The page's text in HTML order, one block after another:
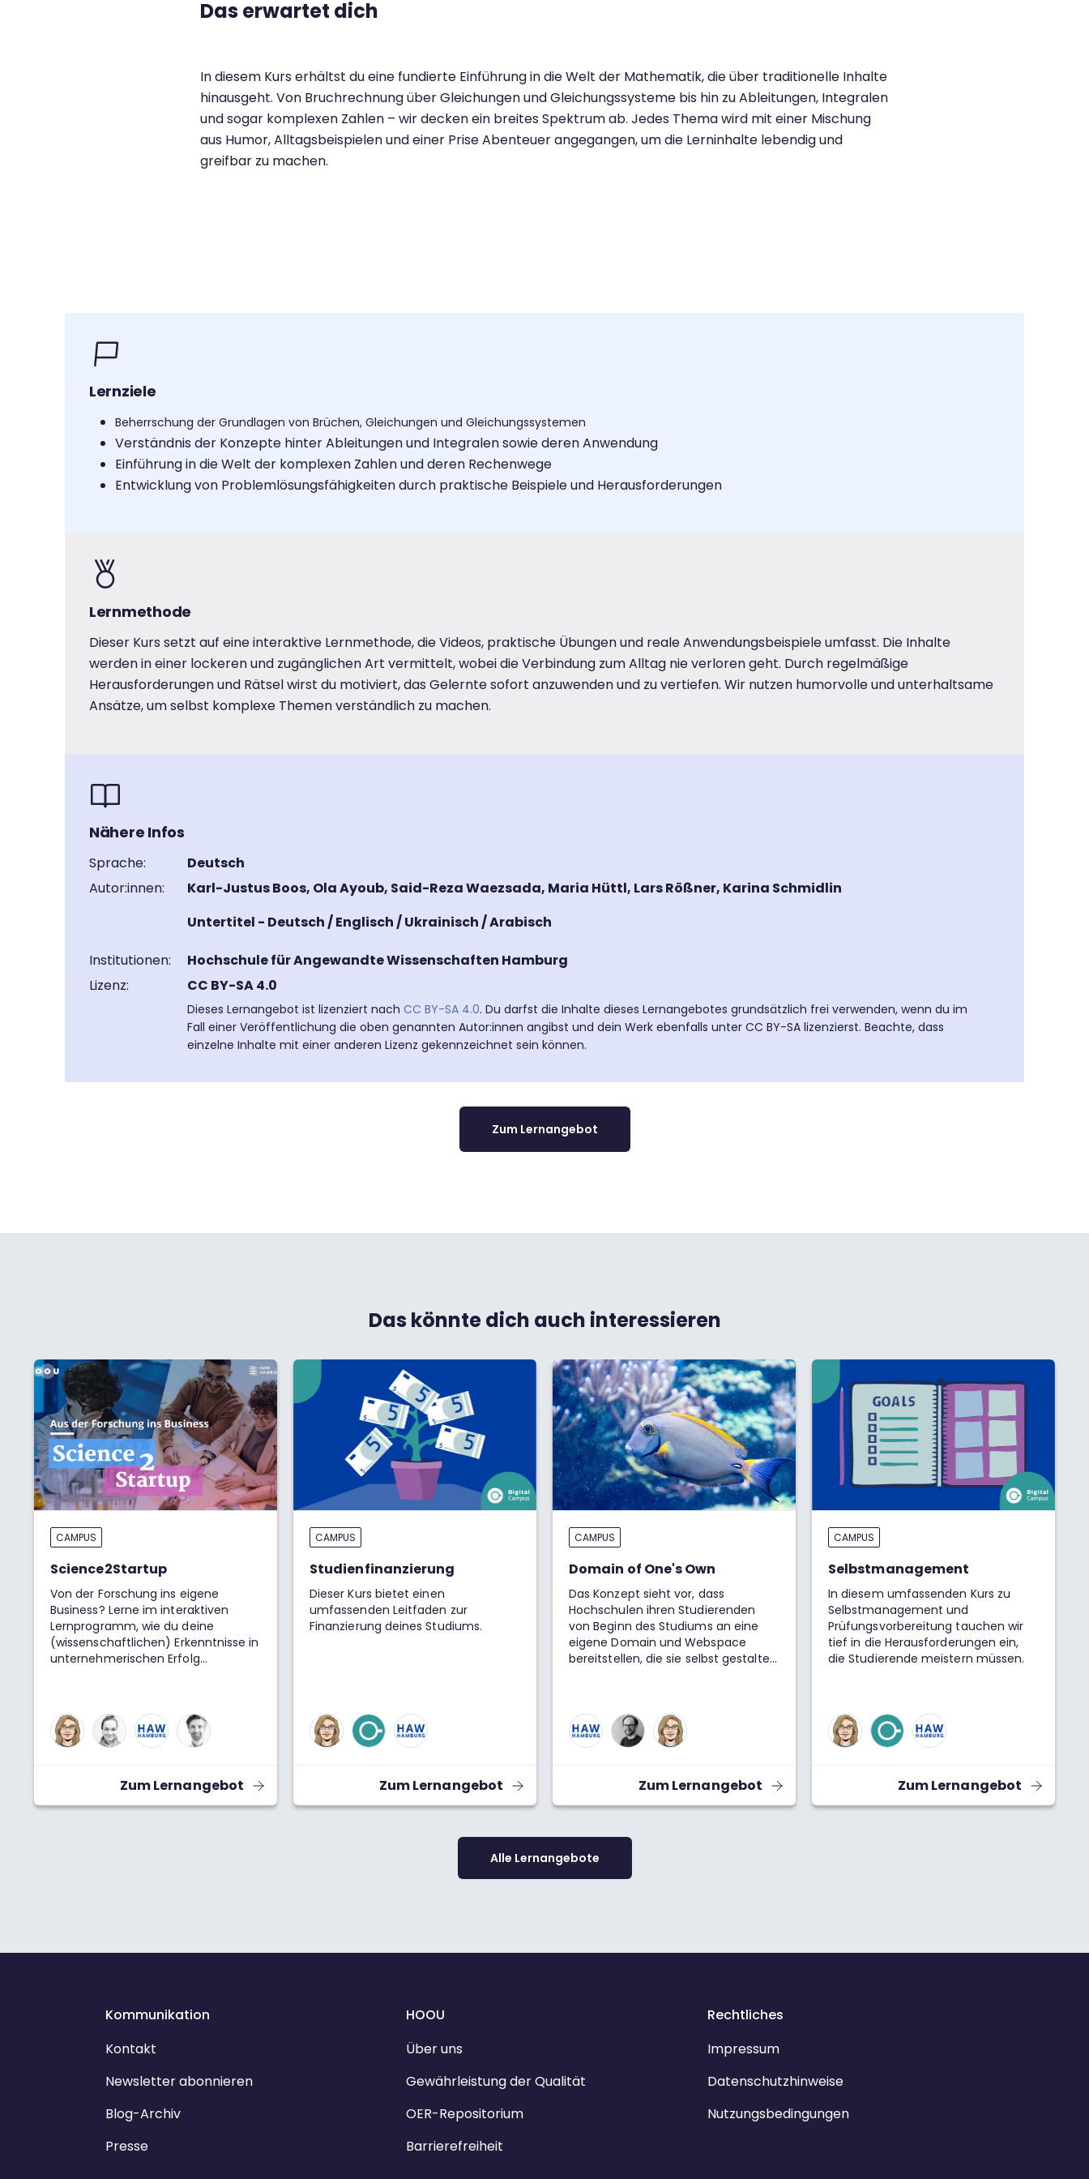
Das erwartet dich
In diesem Kurs erhältst du eine fundierte Einführung in die Welt der Mathematik, die über traditionelle Inhalte
hinausgeht. Von Bruchrechnung über Gleichungen und Gleichungssysteme bis hin zu Ableitungen, Integralen
und sogar komplexen Zahlen – wir decken ein breites Spektrum ab. Jedes Thema wird mit einer Mischung
aus Humor, Alltagsbeispielen und einer Prise Abenteuer angegangen, um die Lerninhalte lebendig und
greifbar zu machen.
Lernziele
Beherrschung der Grundlagen von Brüchen, Gleichungen und Gleichungssystemen
Verständnis der Konzepte hinter Ableitungen und Integralen sowie deren Anwendung
Einführung in die Welt der komplexen Zahlen und deren Rechenwege
Entwicklung von Problemlösungsfähigkeiten durch praktische Beispiele und Herausforderungen
Lernmethode
Dieser Kurs setzt auf eine interaktive Lernmethode, die Videos, praktische Übungen und reale Anwendungsbeispiele umfasst. Die Inhalte
werden in einer lockeren und zugänglichen Art vermittelt, wobei die Verbindung zum Alltag nie verloren geht. Durch regelmäßige
Herausforderungen und Rätsel wirst du motiviert, das Gelernte sofort anzuwenden und zu vertiefen. Wir nutzen humorvolle und unterhaltsame
Ansätze, um selbst komplexe Themen verständlich zu machen.
Nähere Infos
Sprache:
Deutsch
Autor:innen:
Karl-Justus Boos, Ola Ayoub, Said-Reza Waezsada, Maria Hüttl, Lars Rößner, Karina Schmidlin
Untertitel - Deutsch / Englisch / Ukrainisch / Arabisch
Institutionen:
Hochschule für Angewandte Wissenschaften Hamburg
Lizenz:
CC BY-SA 4.0
Dieses Lernangebot ist lizenziert nach CC BY-SA 4.0. Du darfst die Inhalte dieses Lernangebotes grundsätzlich frei verwenden, wenn du im
Fall einer Veröffentlichung die oben genannten Autor:innen angibst und dein Werk ebenfalls unter CC BY-SA lizenzierst. Beachte, dass
einzelne Inhalte mit einer anderen Lizenz gekennzeichnet sein können.
Zum Lernangebot
Das könnte dich auch interessieren
CAMPUS
Science2Startup
Von der Forschung ins eigene
Business? Lerne im interaktiven
Lernprogramm, wie du deine
(wissenschaftlichen) Erkenntnisse in
unternehmerischen Erfolg
Zum Lernangebot
CAMPUS
Studienfinanzierung
Dieser Kurs bietet einen
umfassenden Leitfaden zur
Finanzierung deines Studiums.
Zum Lernangebot
CAMPUS
Domain of One's Own
Das Konzept sieht vor, dass
Hochschulen ihren Studierenden
von Beginn des Studiums an eine
eigene Domain und Webspace
bereitstellen, die sie selbst gestalten
Zum Lernangebot
CAMPUS
Selbstmanagement
In diesem umfassenden Kurs zu
Selbstmanagement und
Prüfungsvorbereitung tauchen wir
tief in die Herausforderungen ein,
die Studierende meistern müssen.
Zum Lernangebot
Alle Lernangebote
Kommunikation
Kontakt
Newsletter abonnieren
Blog-Archiv
Presse
HOOU
Über uns
Gewährleistung der Qualität
OER-Repositorium
Barrierefreiheit
Rechtliches
Impressum
Datenschutzhinweise
Nutzungsbedingungen